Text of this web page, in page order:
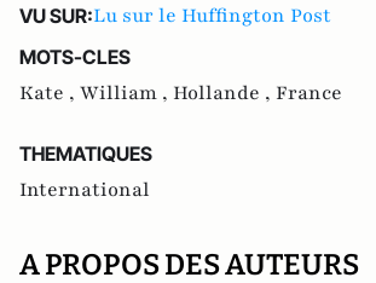
VU SUR:Lu sur le Huffington Post
MOTS-CLES
Kate , William , Hollande , France
THEMATIQUES
International
A PROPOS DES AUTEURS